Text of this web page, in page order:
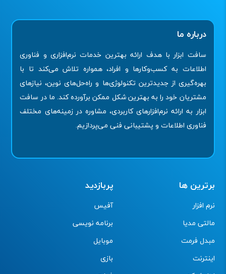
درباره ما
سافت ابزار با هدف ارائه بهترین خدمات نرم‌افزاری و فناوری
اطلاعات به کسب‌وکارها و افراد، همواره تلاش می‌کند تا با
بهره‌گیری از جدیدترین تکنولوژی‌ها و راه‌حل‌های نوین، نیازهای
مشتریان خود را به بهترین شکل ممکن برآورده کند. ما در سافت
ابزار به ارائه نرم‌افزارهای کاربردی، مشاوره در زمینه‌های مختلف
فناوری اطلاعات و پشتیبانی فنی می‌پردازیم.
برترین ها
نرم افزار
مالتی مدیا
مبدل فرمت
اینترنت
پربازدید
آفیس
برنامه نویسی
موبایل
بازی